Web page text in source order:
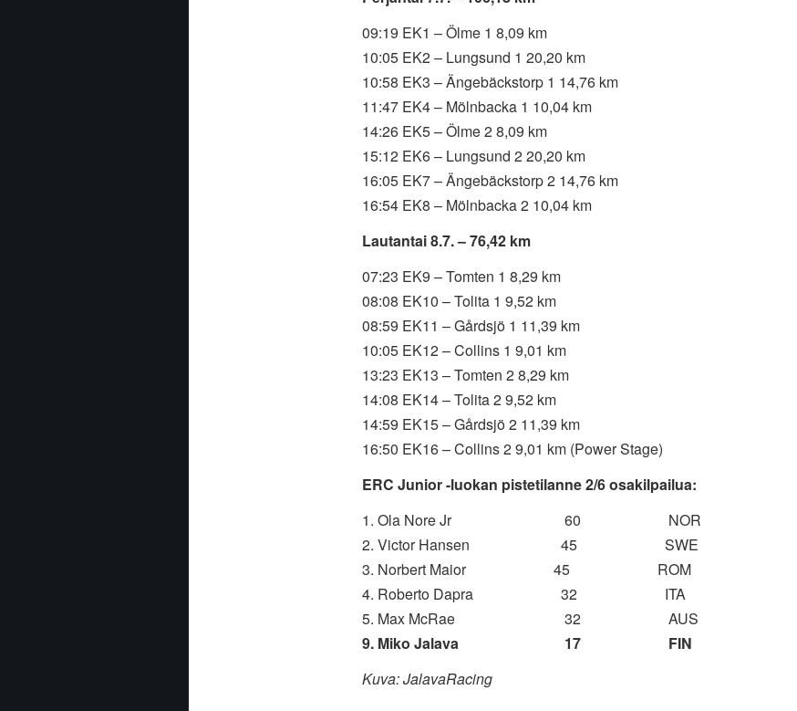
09:19 EK1 – Ölme 1 8,09 km
10:05 EK2 – Lungsund 1 20,20 km
10:58 EK3 – Ängebäckstorp 1 14,76 km
11:47 EK4 – Mölnbacka 1 10,04 km
14:26 EK5 – Ölme 2 8,09 km
15:12 EK6 – Lungsund 2 20,20 km
16:05 EK7 – Ängebäckstorp 2 14,76 km
16:54 EK8 – Mölnbacka 2 10,04 km
Lautantai 8.7. – 76,42 km
07:23 EK9 – Tomten 1 8,29 km
08:08 EK10 – Tolita 1 9,52 km
08:59 EK11 – Gårdsjö 1 11,39 km
10:05 EK12 – Collins 1 9,01 km
13:23 EK13 – Tomten 2 8,29 km
14:08 EK14 – Tolita 2 9,52 km
14:59 EK15 – Gårdsjö 2 11,39 km
16:50 EK16 – Collins 2 9,01 km (Power Stage)
ERC Junior -luokan pistetilanne 2/6 osakilpailua:
1. Ola Nore Jr 60 NOR
2. Victor Hansen 45 SWE
3. Norbert Maior 45 ROM
4. Roberto Dapra 32 ITA
5. Max McRae 32 AUS
9. Miko Jalava 17 FIN
Kuva: JalavaRacing